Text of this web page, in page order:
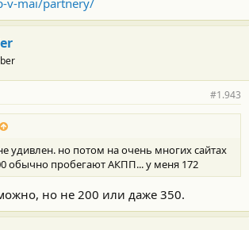
v-mai/partnery/
#1.943
удивлен. но потом на очень многих сайтах
обычно пробегают АКПП... у меня 172
но не 200 или даже 350.